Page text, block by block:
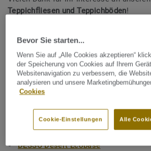
Teppichfliesen und Teppichböden!
Katalogs hat sich bei unserem
hier eine kurze Übersicht über die
Erneuerte Kollektionen:
DESSO Linon
DESSO Desert Ecobase
Bevor Sie starten...
Wenn Sie auf „Alle Cookies akzeptieren“
der Speicherung von Cookies auf Ihrem
Websitenavigation zu verbessern, die
analysieren und unsere
Cookies
Alle
Cookie-Einstellungen